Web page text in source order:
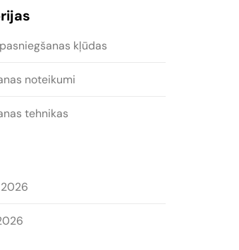
kļūdas
noteikumi
tehnikas